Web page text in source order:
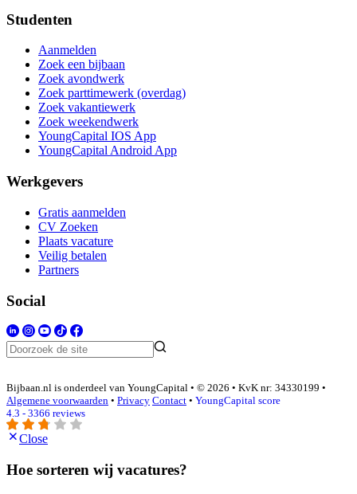
Studenten
Aanmelden
Zoek een bijbaan
Zoek avondwerk
Zoek parttimewerk (overdag)
Zoek vakantiewerk
Zoek weekendwerk
YoungCapital IOS App
YoungCapital Android App
Werkgevers
Gratis aanmelden
CV Zoeken
Plaats vacature
Veilig betalen
Partners
Social
Bijbaan.nl is onderdeel van YoungCapital • © 2026 • KvK nr: 34330199 •
Algemene voorwaarden • Privacy Contact • YoungCapital score
4.3 - 3366 reviews
Close
Hoe sorteren wij vacatures?